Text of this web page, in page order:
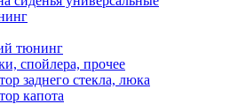
тюнинг
спойлера, прочее
заднего стекла, люка
капота